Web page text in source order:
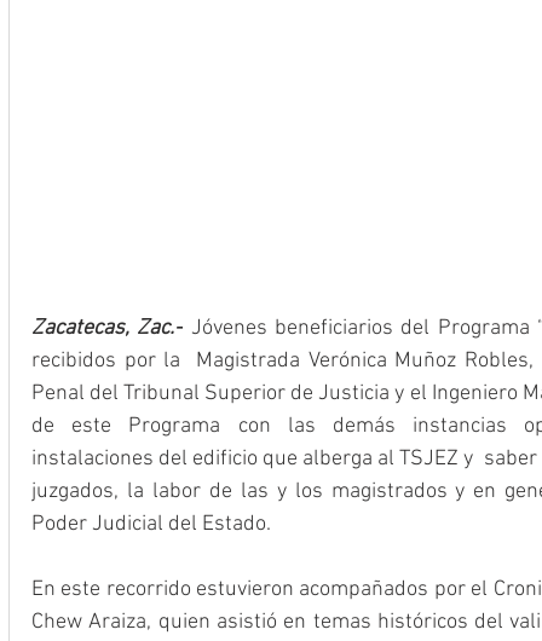
Zacatecas, Zac.- Jóvenes beneficiarios del Programa
recibidos por la  Magistrada Verónica Muñoz
Penal del Tribunal Superior de Justicia y el Ingeniero
de este Programa con las demás instancias
instalaciones del edificio que alberga al TSJEZ y
juzgados, la labor de las y los magistrados y en
Poder Judicial del Estado.
En este recorrido estuvieron acompañados por el
Chew Araiza, quien asistió en temas históricos del